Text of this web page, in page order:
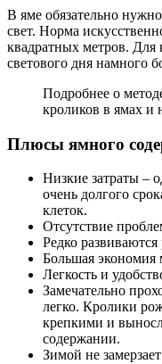
В яме обязательно
свет. Норма
квадратных метров. Для
светового дня намного
Подробнее о
кроликов в ямах и
Плюсы ямного
Низкие затраты –
очень долгого
клеток.
Отсутствие
Редко
Большая экономия
Легкость и
Замечательно
легко. Кролики
крепкими и
содержании.
Зимой не